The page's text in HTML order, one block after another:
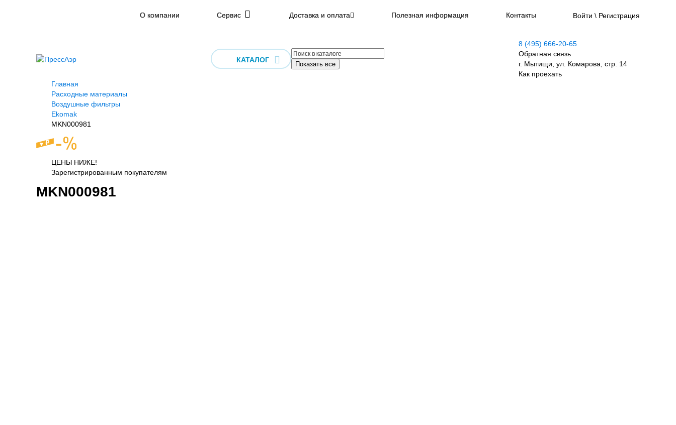
О компании Сервис Доставка и оплата Полезная информация Контакты Войти \ Регистрация
КАТАЛОГ
Показать все
8 (495) 666-20-65
Обратная связь
г. Мытищи, ул. Комарова, стр. 14
Как проехать
Главная
Расходные материалы
Воздушные фильтры
Ekomak
MKN000981
ЦЕНЫ НИЖЕ!
Зарегистрированным покупателям
MKN000981